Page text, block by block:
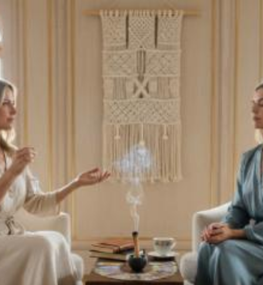
Quanto costa la
consulenza su
spirituale a Lucca?
Prezzi e tariffe 2026
Il costo medio per la consulenza su spirituale
50€ a 150€
Vuoi sapere il prezzo preciso per la consulenza su spirituale? Ottieni
preventivi gratuiti.
È completamente gratuito